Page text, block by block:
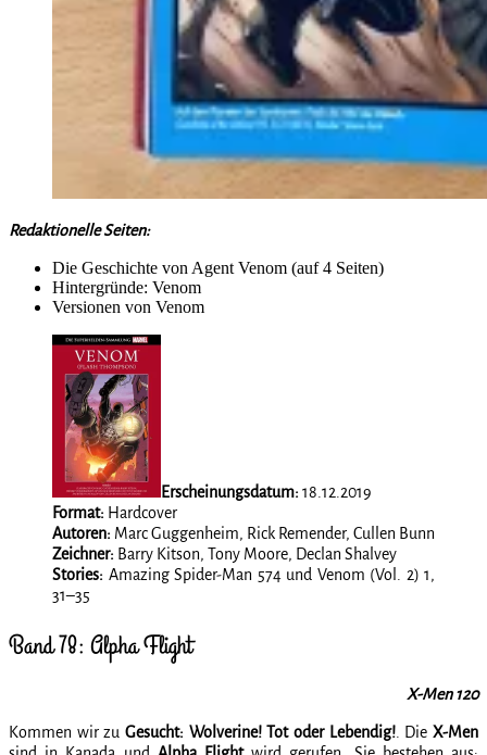
Redaktionelle Seiten:
Die Geschichte von Agent Venom (auf 4 Seiten)
Hintergründe: Venom
Versionen von Venom
Erscheinungsdatum: 18.12.2019
Format: Hardcover
Autoren: Marc Guggenheim, Rick Remender, Cullen Bunn
Zeichner: Barry Kitson, Tony Moore, Declan Shalvey
Stories: Amazing Spider-Man 574 und Venom (Vol. 2) 1,
31–35
Band 78: Alpha Flight
X-Men 120
Kommen wir zu Gesucht: Wolverine! Tot oder Lebendig!. DieX-Men